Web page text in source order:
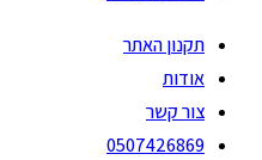
תקנון האתר
אודות
צור קשר
0507426869